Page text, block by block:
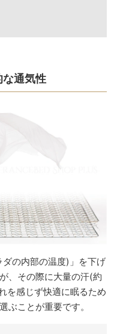
通気性
の内部の温度)」を下げ
、その際に大量の汗(約
を感じず快適に眠るため
ぶことが重要です。